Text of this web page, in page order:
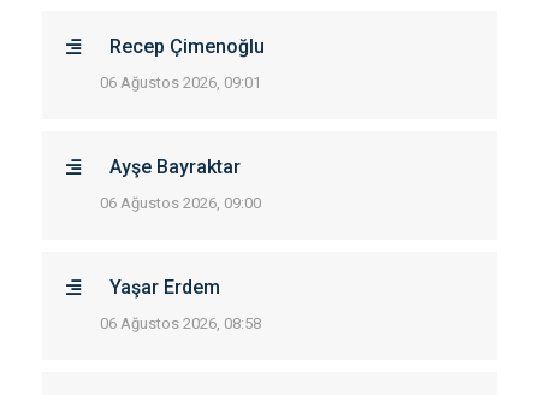
Recep Çimenoğlu
06 Ağustos 2026, 09:01
Ayşe Bayraktar
06 Ağustos 2026, 09:00
Yaşar Erdem
06 Ağustos 2026, 08:58